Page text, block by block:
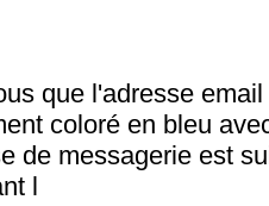
que l'adresse
coloré en bleu
de messagerie est
l